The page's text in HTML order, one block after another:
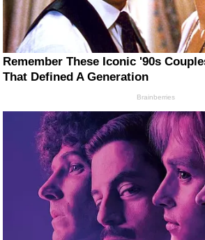
Remember These Iconic '90s
That Defined A Generation
Brainberries